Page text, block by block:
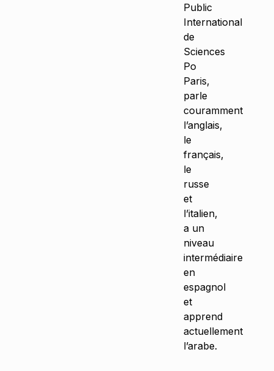
Public
International
de
Sciences
Po
Paris,
parle
couramment
l’anglais,
le
français,
le
russe
et
l’italien,
a un
niveau
intermédiaire
en
espagnol
et
apprend
actuellement
l’arabe.